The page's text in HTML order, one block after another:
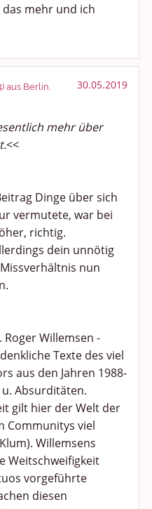
mehr und ich
aus Berlin,
30.05.2019
mehr über
<<
Dinge über sich
vermutete, war bei
richtig.
dein unnötig
nun
Willemsen -
Texte des viel
aus den Jahren 1988-
Absurditäten.
gilt hier der Welt der
Communitys viel
Willemsens
Weitschweifigkeit
vorgeführte
diesen